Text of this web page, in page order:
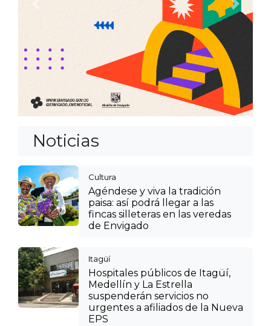
Noticias
Cultura
Agéndese y viva la tradición
paisa: así podrá llegar a las
fincas silleteras en las veredas
de Envigado
Itagüí
Hospitales públicos de Itagüí,
Medellín y La Estrella
suspenderán servicios no
urgentes a afiliados de la Nueva
EPS